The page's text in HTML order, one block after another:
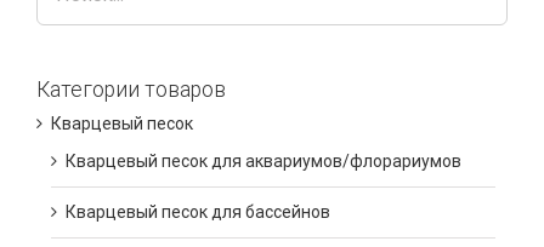
Категории товаров
Кварцевый песок
Кварцевый песок для аквариумов/флорариумов
Кварцевый песок для бассейнов